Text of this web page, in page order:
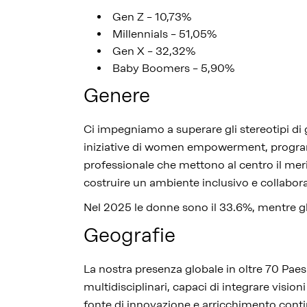
Gen Z – 10,73%
Millennials – 51,05%
Gen X – 32,32%
Baby Boomers – 5,90%
Genere
Ci impegniamo a superare gli stereotipi di
iniziative di women empowerment,
professionale che mettono al centro il
costruire un ambiente inclusivo e
Nel 2025 le donne sono il 33.6%, mentre
Geografie
La nostra presenza globale in oltre 70
multidisciplinari, capaci di integrare
fonte di innovazione e arricchimento